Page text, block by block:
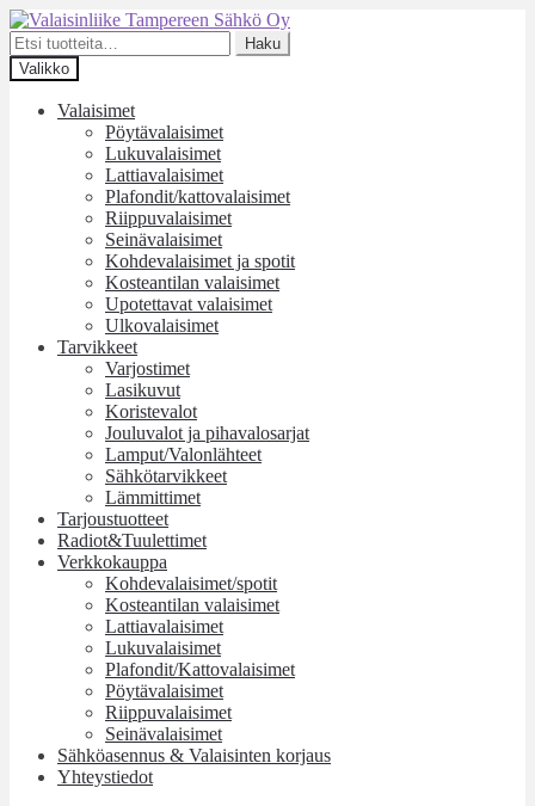
Siirry
navigointiin
Siirry
sisältöön
Etsi:
Haku
Valikko
Valaisimet
Pöytävalaisimet
Lukuvalaisimet
Lattiavalaisimet
Plafondit/kattovalaisimet
Riippuvalaisimet
Seinävalaisimet
Kohdevalaisimet ja spotit
Kosteantilan valaisimet
Upotettavat valaisimet
Ulkovalaisimet
Tarvikkeet
Varjostimet
Lasikuvut
Koristevalot
Jouluvalot ja pihavalosarjat
Lamput/Valonlähteet
Sähkötarvikkeet
Lämmittimet
Tarjoustuotteet
Radiot&Tuulettimet
Verkkokauppa
Kohdevalaisimet/spotit
Kosteantilan valaisimet
Lattiavalaisimet
Lukuvalaisimet
Plafondit/Kattovalaisimet
Pöytävalaisimet
Riippuvalaisimet
Seinävalaisimet
Sähköasennus & Valaisinten korjaus
Yhteystiedot